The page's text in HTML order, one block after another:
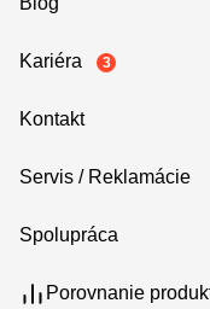
Kariéra 3
Kontakt
Servis / Reklamácie
Spolupráca
Porovnanie